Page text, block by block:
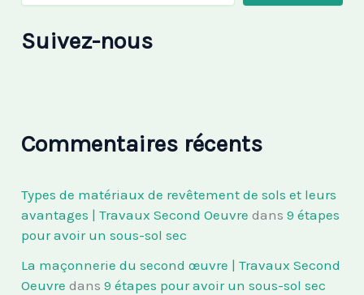
Suivez-nous
Commentaires récents
Types de matériaux de revêtement de sols et leurs
avantages | Travaux Second Oeuvre dans9 étapes
pour avoir un sous-sol sec
La maçonnerie du second œuvre | Travaux Second
Oeuvre dans9 étapes pour avoir un sous-sol sec